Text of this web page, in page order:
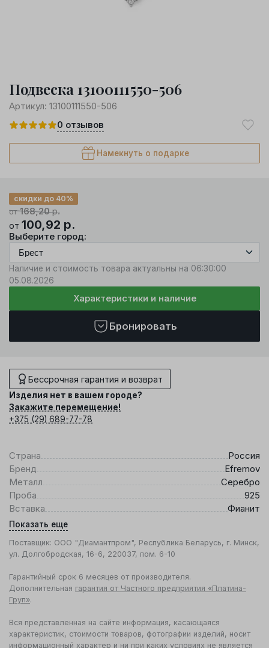
Подвеска 13100111550-506
Артикул: 13100111550-506
0 отзывов
Намекнуть о подарке
от168,20р.
скидки до 40%
от 100,92 р.
Выберите город:
Наличие и стоимость товара актуальны на 06:30:00
05.08.2026
Характеристики и наличие
Бронировать
Бессрочная гарантия и возврат
Изделия нет в вашем городе?
Закажите перемещение!
+375 (29) 689-77-78
Страна
Россия
Бренд
Efremov
Металл
Серебро
Проба
925
Вставка
Фианит
Показать еще
Поставщик: ООО "Диамантпром", Республика Беларусь, г. Минск,
ул. Долгобродская, 16-6, 220037, пом. 6-10
Гарантийный срок 6 месяцев от производителя.
Дополнительная гарантия от Частного предприятия «Платина-
Груп».
Вся представленная на сайте информация, касающаяся
характеристик, стоимости товаров, фотографии изделий, носит
информационный характер и ни при каких условиях не является